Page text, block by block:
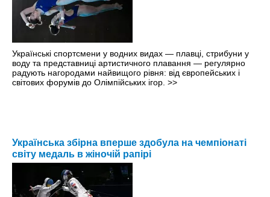
Українські спортсмени у водних видах — плавці, стрибуни у
воду та представниці артистичного плавання — регулярно
радують нагородами найвищого рівня: від європейських і
світових форумів до Олімпійських ігор. >>
Українська збірна вперше здобула на чемпіонаті
світу медаль в жіночій рапірі